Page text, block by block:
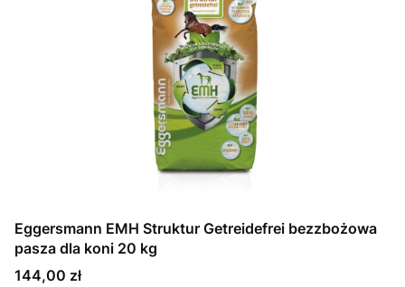
Eggersmann EMH Struktur Getreidefrei bezzbożowa
pasza dla koni 20 kg
Cena
144,00 zł